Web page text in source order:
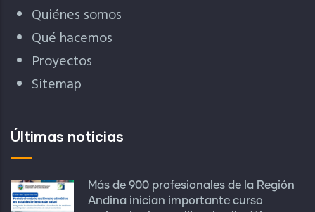
Quiénes somos
Qué hacemos
Proyectos
Sitemap
Últimas noticias
Más de 900 profesionales de la Región
Andina inician importante curso